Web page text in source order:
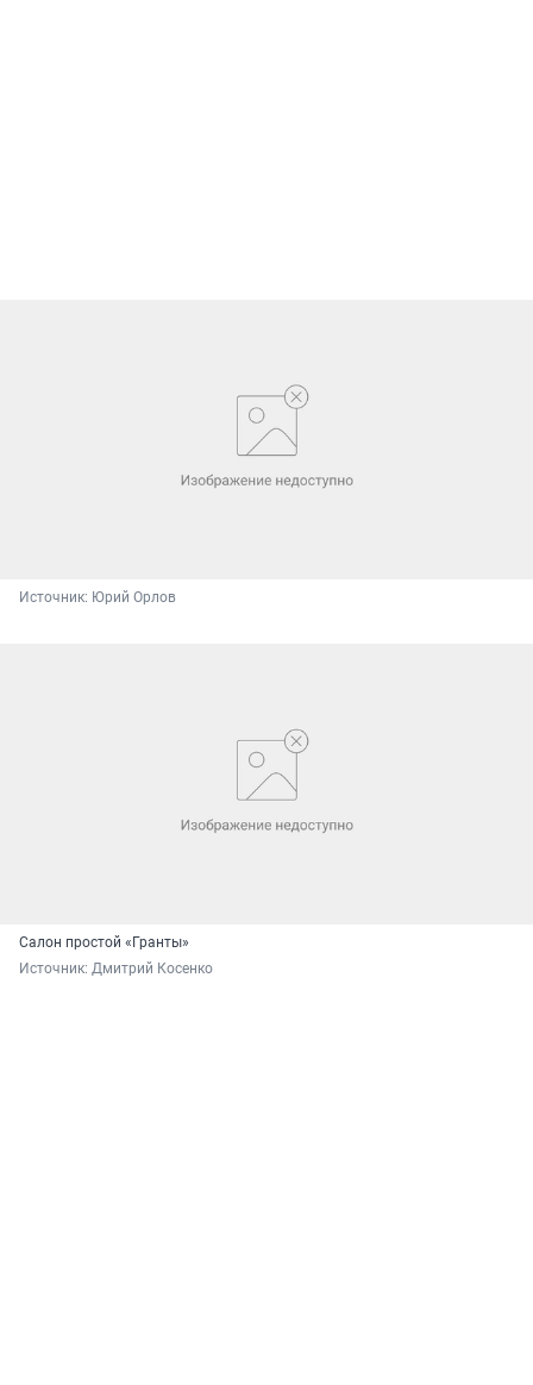
Источник: Юрий Орлов
Салон простой «Гранты»
Источник: Дмитрий Косенко